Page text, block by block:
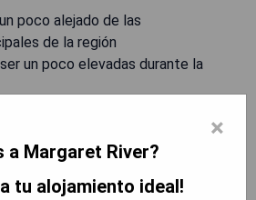
poco alejado de las
de la región
un poco elevadas durante la
×
a Margaret River?
tu alojamiento ideal!